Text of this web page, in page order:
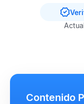
Contenido